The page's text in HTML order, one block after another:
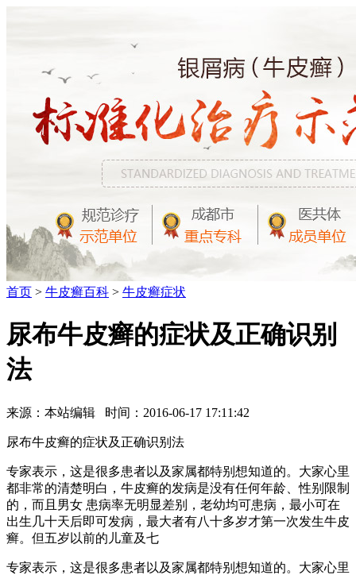
首页 > 牛皮癣百科 > 牛皮癣症状
尿布牛皮癣的症状及正确识别
法
来源：本站编辑 时间：2016-06-17 17:11:42
尿布牛皮癣的症状及正确识别法
专家表示，这是很多患者以及家属都特别想知道的。大家心里
都非常的清楚明白，牛皮癣的发病是没有任何年龄、性别限制
的，而且男女 患病率无明显差别，老幼均可患病，最小可在
出生几十天后即可发病，最大者有八十多岁才第一次发生牛皮
癣。但五岁以前的儿童及七
专家表示，这是很多患者以及家属都特别想知道的。大家心里